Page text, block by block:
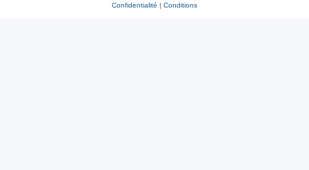
Confidentialité | Conditions